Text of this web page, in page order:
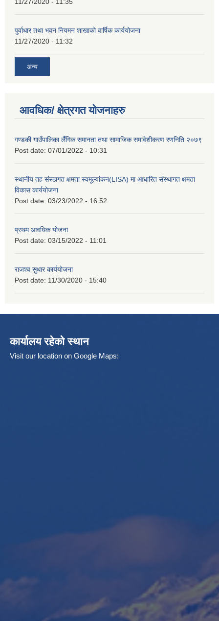
11/27/2020 - 11:35
पुर्वाधार तथा भवन नियमन शाखाको वार्षिक कार्ययोजना
11/27/2020 - 11:32
अन्य
आवधिक/ क्षेत्रगत योजनाहरु
गण्डकी गाउँपालिका लैँगिक समानता तथा सामाजिक समावेशीकरण रणनिति २०७९
Post date: 07/01/2022 - 10:31
स्थानीय तह संस्ठागत क्षमता स्वमूल्यांकन(LISA) मा आधारित संस्थागत क्षमता
विकास कार्ययोजना
Post date: 03/23/2022 - 16:52
प्रथम आवधिक योजना
Post date: 03/15/2022 - 11:01
राजश्व सुधार कार्ययोजना
Post date: 11/30/2020 - 15:40
कार्यालय रहेको स्थान
Visit our location on Google Maps: